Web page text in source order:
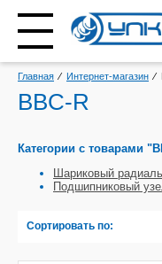
Главная ⁄ Интернет-магазин ⁄
BBC-R
Категории с товарами
Шариковый
Подшипниковый
Сортировать по: